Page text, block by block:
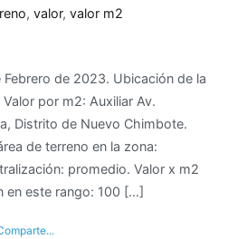
, valor, valor m2
Febrero de 2023. Ubicación de la
por m2: Auxiliar Av.
Distrito de Nuevo Chimbote.
de terreno en la zona:
promedio. Valor x m2
en este rango: 100 […]